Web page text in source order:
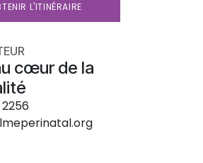
L'ITINÉRAIRE
cœur de la